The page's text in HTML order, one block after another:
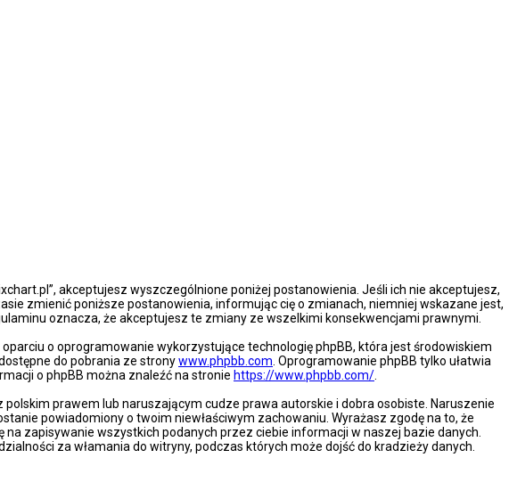
akceptujesz wyszczególnione poniżej postanowienia. Jeśli ich nie akceptujesz,
zmienić poniższe postanowienia, informując cię o zmianach, niemniej wskazane jest,
oznacza, że akceptujesz te zmiany ze wszelkimi konsekwencjami prawnymi.
oparciu o oprogramowanie wykorzystujące technologię phpBB, która jest środowiskiem
do pobrania ze stronywww.phpbb.com . Oprogramowanie phpBB tylko ułatwia
o phpBB można znaleźć na stronie https://www.phpbb.com/
prawem lub naruszającym cudze prawa autorskie i dobra osobiste. Naruszenie
powiadomiony o twoim niewłaściwym zachowaniu. Wyrażasz zgodę na to, że
zapisywanie wszystkich podanych przez ciebie informacji w naszej bazie danych.
za włamania do witryny, podczas których może dojść do kradzieży danych.